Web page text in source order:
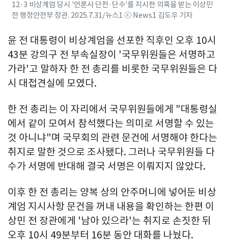
12·3 비상계엄 당시 '언론사 단전·단수'를 지시한 의혹을 받는 이상민
전 행정안전부 장관. 2025.7.31/뉴스1 ⓒ News1 김도우 기자
윤 전 대통령이 비상계엄을 선포한 직후인 오후 10시
43분 강의구 전 부속실장이 '국무위원들은 서명하고
가라'고 말하자 한 전 총리를 비롯한 국무위원들은 다
시 대접견실에 모였다.
한 전 총리는 이 자리에서 국무위원들에게 "대통령실
에서 같이 모여서 참석했다는 의미로 서명할 수 있는
것 아니냐"며 국무회의 관련 문건에 서명해야 한다는
취지로 말한 것으로 조사됐다. 그러나 국무위원들 다
수가 서명에 반대해 결국 서명은 이뤄지지 않았다.
이후 한 전 총리는 양복 상의 안주머니에 넣어둔 비상
계엄 지시사항 문건을 꺼내 내용을 확인하는 한편 이
상민 전 장관에게 '남아 있으라'는 취지로 손짓한 뒤
오후 10시 49분부터 16분 동안 대화를 나눴다.